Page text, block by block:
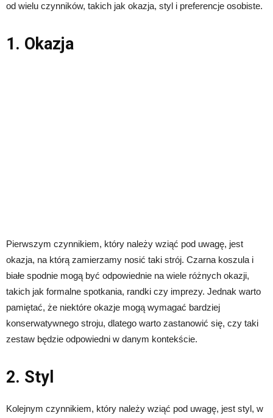
od wielu czynników, takich jak okazja, styl i preferencje osobiste.
1. Okazja
Pierwszym czynnikiem, który należy wziąć pod uwagę, jest
okazja, na którą zamierzamy nosić taki strój. Czarna koszula i
białe spodnie mogą być odpowiednie na wiele różnych okazji,
takich jak formalne spotkania, randki czy imprezy. Jednak warto
pamiętać, że niektóre okazje mogą wymagać bardziej
konserwatywnego stroju, dlatego warto zastanowić się, czy taki
zestaw będzie odpowiedni w danym kontekście.
2. Styl
Kolejnym czynnikiem, który należy wziąć pod uwagę, jest styl, w